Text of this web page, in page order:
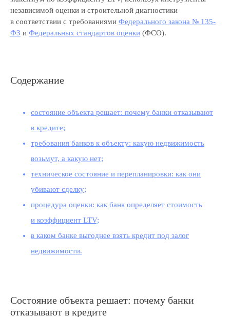
независимой оценки и строительной диагностики
в соответствии с требованиями Федерального закона № 135-
ФЗ и Федеральных стандартов оценки (ФСО).
Содержание
состояние объекта решает: почему банки отказывают
в кредите;
требования банков к объекту: какую недвижимость
возьмут, а какую нет;
техническое состояние и перепланировки: как они
убивают сделку;
процедура оценки: как банк определяет стоимость
и коэффициент LTV;
в каком банке выгоднее взять кредит под залог
недвижимости.
Состояние объекта решает: почему банки
отказывают в кредите